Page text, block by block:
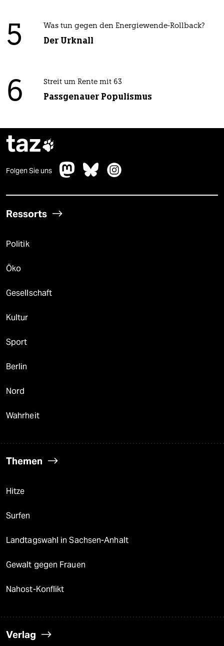
5 Was tun gegen den Energiewende-Rollback?
Der Urknall
6 Streit um Rente mit 63
Passgenauer Populismus
taz
Folgen Sie uns
Ressorts
Politik
Öko
Gesellschaft
Kultur
Sport
Berlin
Nord
Wahrheit
Themen
Hitze
Surfen
Landtagswahl in Sachsen-Anhalt
Gewalt gegen Frauen
Nahost-Konflikt
Verlag